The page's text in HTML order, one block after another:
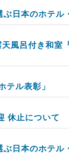
日本のホテル
風呂付き和室
ホテル表彰」
休止について
ぶ日本のホテ